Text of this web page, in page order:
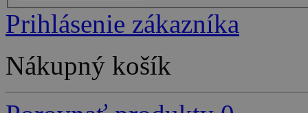
Prihlásenie zákazníka
Nákupný košík